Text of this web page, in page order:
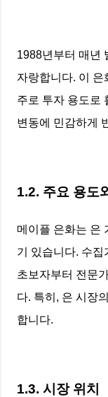
1988년부터 매년
자랑합니다. 이
주로 투자 용도로
변동에 민감하게
1.2. 주요 용도
메이플 은화는 은
기 있습니다. 수
초보자부터 전문
다. 특히, 은 시장
합니다.
1.3. 시장 위치